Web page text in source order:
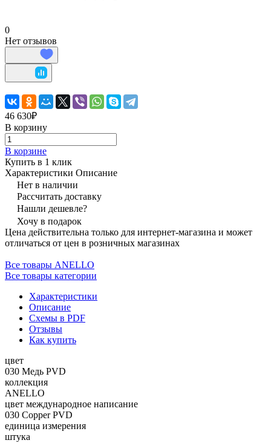
0
Нет отзывов
46 630₽
В корзину
В корзине
Купить в 1 клик
Характеристики Описание
Нет в наличии
Рассчитать доставку
Нашли дешевле?
Хочу в подарок
Цена действительна только для интернет-магазина и может
отличаться от цен в розничных магазинах
Все товары ANELLO
Все товары категории
Характеристики
Описание
Схемы в PDF
Отзывы
Как купить
цвет
030 Медь PVD
коллекция
ANELLO
цвет международное написание
030 Copper PVD
единица измерения
штука